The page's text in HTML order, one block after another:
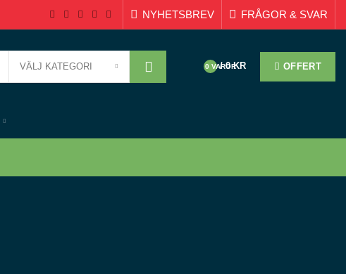
NYHETSBREV FRÅGOR & SVAR
VÄLJ KATEGORI 0 VAROR
/ 0KR OFFERT